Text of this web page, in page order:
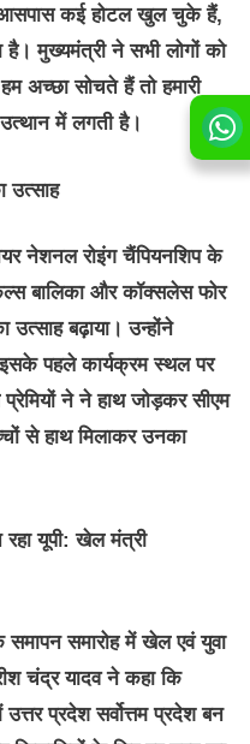
आसपास कई होटल खुल चुके हैं,
है। मुख्यमंत्री ने सभी लोगों को
अच्छा सोचते हैं तो हमारी
में लगती है।
उत्साह
नेशनल रोइंग चैंपियनशिप के
बालिका और कॉक्सलेस फोर
बढ़ाया। उन्होंने
पहले कार्यक्रम स्थल पर
ने ने हाथ जोड़कर सीएम
से हाथ मिलाकर उनका
यूपी: खेल मंत्री
समारोह में खेल एवं युवा
चंद्र यादव ने कहा कि
प्रदेश सर्वोत्तम प्रदेश बन